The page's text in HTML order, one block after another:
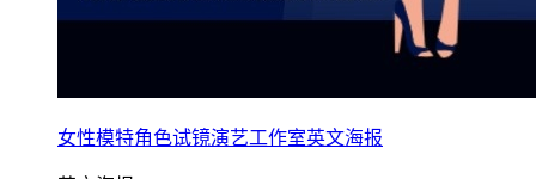
女性模特角色试镜演艺工作室英文海报